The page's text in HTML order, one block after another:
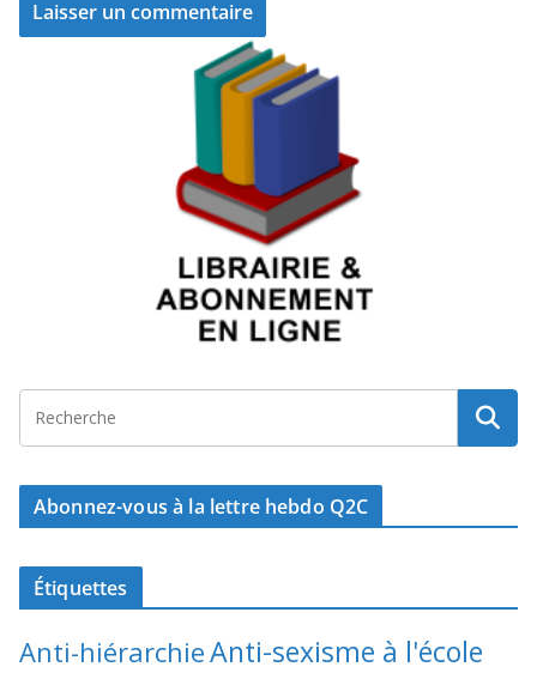
Abonnez-vous à la lettre hebdo Q2C
Étiquettes
Anti-hiérarchieAnti-sexisme à l'école